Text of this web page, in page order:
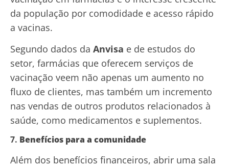
da população por comodidade e acesso rápido
a vacinas.
Segundo dados da Anvisa e de estudos do
setor, farmácias que oferecem serviços de
vacinação veem não apenas um aumento no
fluxo de clientes, mas também um incremento
nas vendas de outros produtos relacionados à
saúde, como medicamentos e suplementos.
7. Benefícios para a comunidade
Além dos benefícios financeiros, abrir uma sala